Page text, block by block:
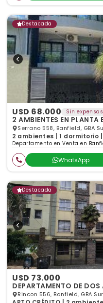
Destacada
USD 68.000 Sin expensas
2 AMBIENTES EN PLANTA
Serrano 558, Banfield, GBA
2 ambientes | 1 dormitorio
Departamento en Venta en
WhatsApp
Destacada
USD 73.000
DEPARTAMENTO DE
Rincon 556, Banfield, GBA Sur